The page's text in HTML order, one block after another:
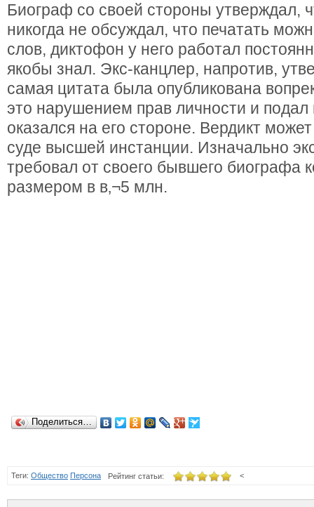
Биограф со своей стороны утверждал,
никогда не обсуждал, что печатать
слов, диктофон у него работал
якобы знал. Экс-канцлер, напротив,
самая цитата была опубликована
это нарушением прав личности и подал
оказался на его стороне. Вердикт
суде высшей инстанции. Изначально
требовал от своего бывшего биографа
размером в в‚¬5 млн.
Поделиться…
Теги: Общество Персона <
Рейтинг статьи: